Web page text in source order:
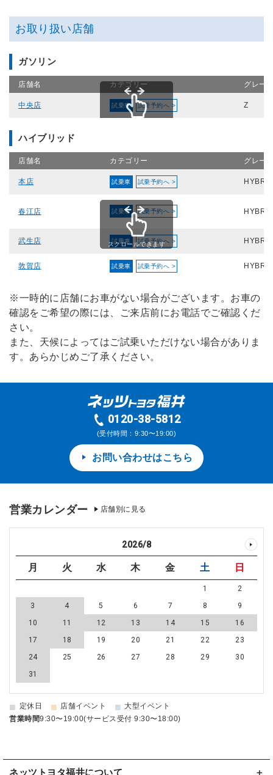
お取り扱い店舗
ガソリン
店舗名 カテゴリー グレー
中央店 試乗車 試乗予約へ > Z
ハイブリッド
店舗名 カテゴリー グレー
本店 試乗車 試乗予約へ >
春江店 試乗車 試乗予約へ >
武生店 試乗車 試乗予約へ >
敦賀店 試乗車 試乗予約へ >
スクロールできます
※一時的に店舗にお車がない場合がございます。お車の
確認をご希望の際には、ご来店前にお電話でご確認くだ
さい。
また、天候によってはご試乗いただけない場合がありま
す。あらかじめご了承ください。
0120-38-5812
(受付時間：9:30〜19:00)
お問い合わせはこちら
営業カレンダー 店舗別に見る
2026/8
月 火 水 木 金 土 日
1
2
3
4 5 6 7 8
9
10
11 12 13 14 15
16
17
18 19 20 21 22
23
24
25 26 27 28 29
30
31
■ 定休日 ■ 店舗イベント ■ 大型イベント
営業時間9:30〜19:00(サービス受付 9:30〜18:00)
ネッツトヨタ福井について